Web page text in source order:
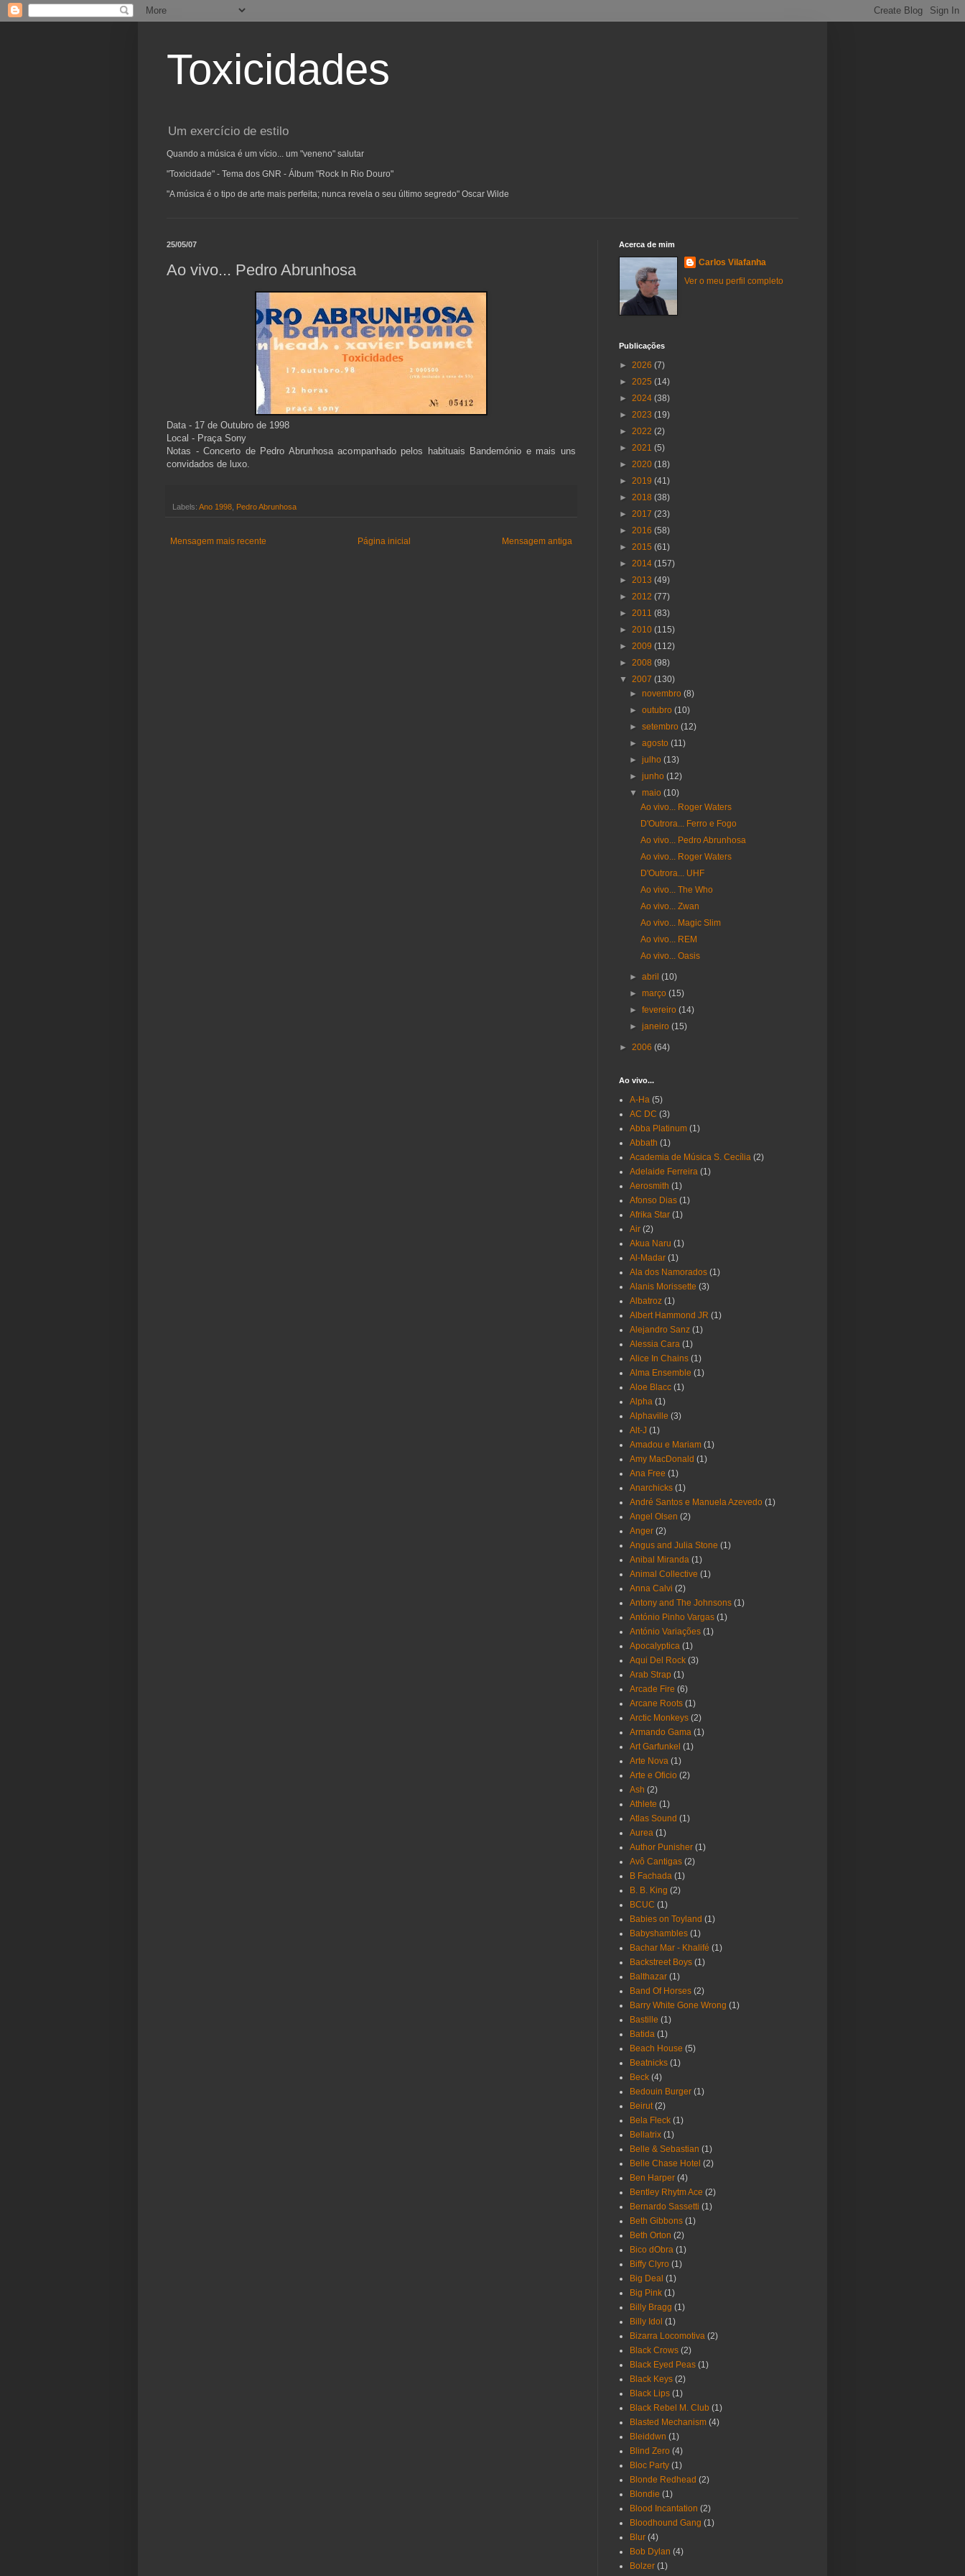
Toxicidades
Um exercício de estilo
Quando a música é um vício... um "veneno" salutar
"Toxicidade" - Tema dos GNR - Álbum "Rock In Rio Douro"
"A música é o tipo de arte mais perfeita; nunca revela o seu último segredo" Oscar Wilde
25/05/07
Ao vivo... Pedro Abrunhosa
Data - 17 de Outubro de 1998
Local - Praça Sony
Notas - Concerto de Pedro Abrunhosa acompanhado pelos habituais Bandemónio e mais uns
convidados de luxo.
Labels: Ano 1998 Pedro Abrunhosa
Mensagem mais recente Mensagem antiga
Página inicial
Acerca de mim
Carlos Vilafanha
Ver o meu perfil completo
Publicações
► 2026 (7)
► 2025 (14)
► 2024 (38)
► 2023 (19)
► 2022 (2)
► 2021 (5)
► 2020 (18)
► 2019 (41)
► 2018 (38)
► 2017 (23)
► 2016 (58)
► 2015 (61)
► 2014 (157)
► 2013 (49)
► 2012 (77)
► 2011 (83)
► 2010 (115)
► 2009 (112)
► 2008 (98)
▼ 2007 (130)
►novembro(8)
►outubro(10)
►setembro(12)
►agosto(11)
►julho(13)
►junho(12)
▼maio(10)
Ao vivo... Roger Waters
D'Outrora... Ferro e Fogo
Ao vivo... Pedro Abrunhosa
Ao vivo... Roger Waters
D'Outrora... UHF
Ao vivo... The Who
Ao vivo... Zwan
Ao vivo... Magic Slim
Ao vivo... REM
Ao vivo... Oasis
►abril(10)
►março(15)
►fevereiro(14)
►janeiro(15)
► 2006 (64)
Ao vivo...
A-Ha (5)
AC DC (3)
Abba Platinum (1)
Abbath (1)
Academia de Música S. Cecília (2)
Adelaide Ferreira (1)
Aerosmith (1)
Afonso Dias (1)
Afrika Star (1)
Air (2)
Akua Naru (1)
Al-Madar (1)
Ala dos Namorados (1)
Alanis Morissette (3)
Albatroz (1)
Albert Hammond JR (1)
Alejandro Sanz (1)
Alessia Cara (1)
Alice In Chains (1)
Alma Ensemble (1)
Aloe Blacc (1)
Alpha (1)
Alphaville (3)
Alt-J (1)
Amadou e Mariam (1)
Amy MacDonald (1)
Ana Free (1)
Anarchicks (1)
André Santos e Manuela Azevedo (1)
Angel Olsen (2)
Anger (2)
Angus and Julia Stone (1)
Anibal Miranda (1)
Animal Collective (1)
Anna Calvi (2)
Antony and The Johnsons (1)
António Pinho Vargas (1)
António Variações (1)
Apocalyptica (1)
Aqui Del Rock (3)
Arab Strap (1)
Arcade Fire (6)
Arcane Roots (1)
Arctic Monkeys (2)
Armando Gama (1)
Art Garfunkel (1)
Arte Nova (1)
Arte e Oficio (2)
Ash (2)
Athlete (1)
Atlas Sound (1)
Aurea (1)
Author Punisher (1)
Avô Cantigas (2)
B Fachada (1)
B. B. King (2)
BCUC (1)
Babies on Toyland (1)
Babyshambles (1)
Bachar Mar - Khalifé (1)
Backstreet Boys (1)
Balthazar (1)
Band Of Horses (2)
Barry White Gone Wrong (1)
Bastille (1)
Batida (1)
Beach House (5)
Beatnicks (1)
Beck (4)
Bedouin Burger (1)
Beirut (2)
Bela Fleck (1)
Bellatrix (1)
Belle & Sebastian (1)
Belle Chase Hotel (2)
Ben Harper (4)
Bentley Rhytm Ace (2)
Bernardo Sassetti (1)
Beth Gibbons (1)
Beth Orton (2)
Bico dObra (1)
Biffy Clyro (1)
Big Deal (1)
Big Pink (1)
Billy Bragg (1)
Billy Idol (1)
Bizarra Locomotiva (2)
Black Crows (2)
Black Eyed Peas (1)
Black Keys (2)
Black Lips (1)
Black Rebel M. Club (1)
Blasted Mechanism (4)
Bleiddwn (1)
Blind Zero (4)
Bloc Party (1)
Blonde Redhead (2)
Blondie (1)
Blood Incantation (2)
Bloodhound Gang (1)
Blur (4)
Bob Dylan (4)
Bolzer (1)